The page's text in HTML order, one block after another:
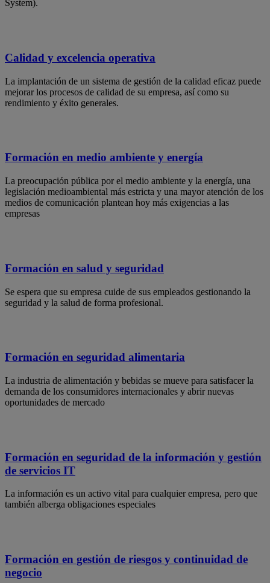
System).
Calidad y excelencia operativa
La implantación de un sistema de gestión de la calidad eficaz puede
mejorar los procesos de calidad de su empresa, así como su
rendimiento y éxito generales.
Formación en medio ambiente y energía
La preocupación pública por el medio ambiente y la energía, una
legislación medioambiental más estricta y una mayor atención de los
medios de comunicación plantean hoy más exigencias a las
empresas
Formación en salud y seguridad
Se espera que su empresa cuide de sus empleados gestionando la
seguridad y la salud de forma profesional.
Formación en seguridad alimentaria
La industria de alimentación y bebidas se mueve para satisfacer la
demanda de los consumidores internacionales y abrir nuevas
oportunidades de mercado
Formación en seguridad de la información y gestión
de servicios IT
La información es un activo vital para cualquier empresa, pero que
también alberga obligaciones especiales
Formación en gestión de riesgos y continuidad de
negocio